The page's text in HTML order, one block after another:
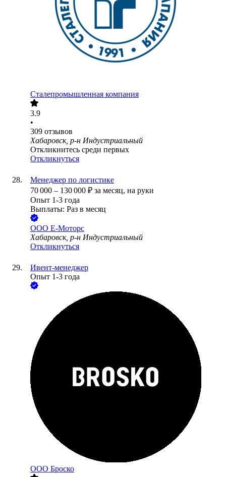
Сталепромышленная компания
3.9
•
309 отзывов
Хабаровск, р-н Индустриальный
Откликнитесь среди первых
Откликнуться
Менеджер по логистике
70 000 – 130 000 ₽ за месяц, на руки
Опыт 1-3 года
Выплаты: Раз в месяц
ООО Е-Моторс
Хабаровск, р-н Индустриальный
Откликнуться
Ивент-менеджер
Опыт 1-3 года
ООО Броско